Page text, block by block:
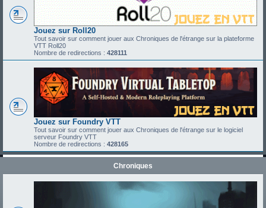
Jouez sur Roll20
Tout savoir sur comment jouer aux Chroniques de l'étrange sur la plateforme
VTT Roll20
Nombre de redirections : 428111
Jouez sur Foundry VTT
Tout savoir sur comment jouer aux Chroniques de l'étrange sur le logiciel
serveur Foundry VTT
Nombre de redirections : 428165
Chroniques